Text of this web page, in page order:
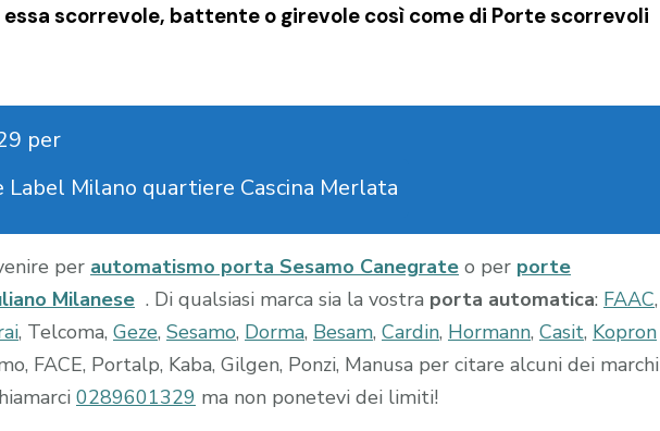
scorrevole, battente o girevole così come di Porte scorrevoli
per
Milano quartiere Cascina Merlata
per automatismo porta Sesamo Canegrate o per porte
Milanese . Di qualsiasi marca sia la vostra porta automatica: FAAC,
, Telcoma, Geze, Sesamo, Dorma, Besam, Cardin, Hormann, Casit, Kopron
FACE, Portalp, Kaba, Gilgen, Ponzi, Manusa per citare alcuni dei marchi
0289601329 ma non ponetevi dei limiti!